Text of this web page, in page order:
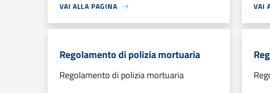
VAI ALLA PAGINA VAI
Regolamento di polizia mortuaria
Regolamento di polizia mortuaria